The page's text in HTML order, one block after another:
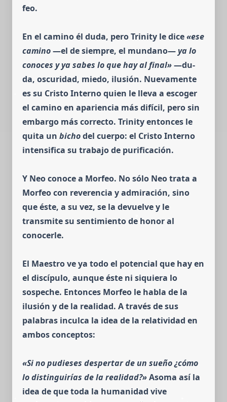
feo.
En el camino él duda, pero Trinity le dice«ese
camino—el de siem­pre, el mundano—ya lo
conoces y ya sabes lo que hay al final»—du­­
da, oscuridad, miedo, ilusión. Nuevamente
es su Cristo Interno quien le lleva a escoger
el camino en apariencia más difícil, pero sin
embargo más correcto. Trinity entonces le
quita un bichodel cuerpo: el Cristo Interno
intensifica su traba­jo de purificación.
Y Neo conoce a Morfeo. No sólo Neo trata a
Morfeo con reverencia y admiración, sino
que éste, a su vez, se la devuelve y le
transmite su senti­miento de honor al
conocerle.
El Maestro ve ya todo el potencial que hay en
el discípulo, aunque éste ni siquiera lo
sospeche. Entonces Morfeo le habla de la
ilusión y de la realidad. A través de sus
palabras inculca la idea de la relatividad en
ambos conceptos:
«Si no pudieses despertar de un sueño ¿cómo
lo distinguirías de la realidad?»Aso­ma así la
idea de que toda la humanidad vive